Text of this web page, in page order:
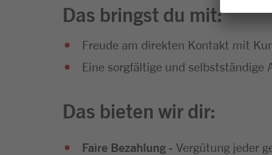
Das bringst du mit:
Freude am direkten Kontakt mit
Eine sorgfältige und
Das bieten wir dir:
Faire Bezahlung - Vergütung jeder